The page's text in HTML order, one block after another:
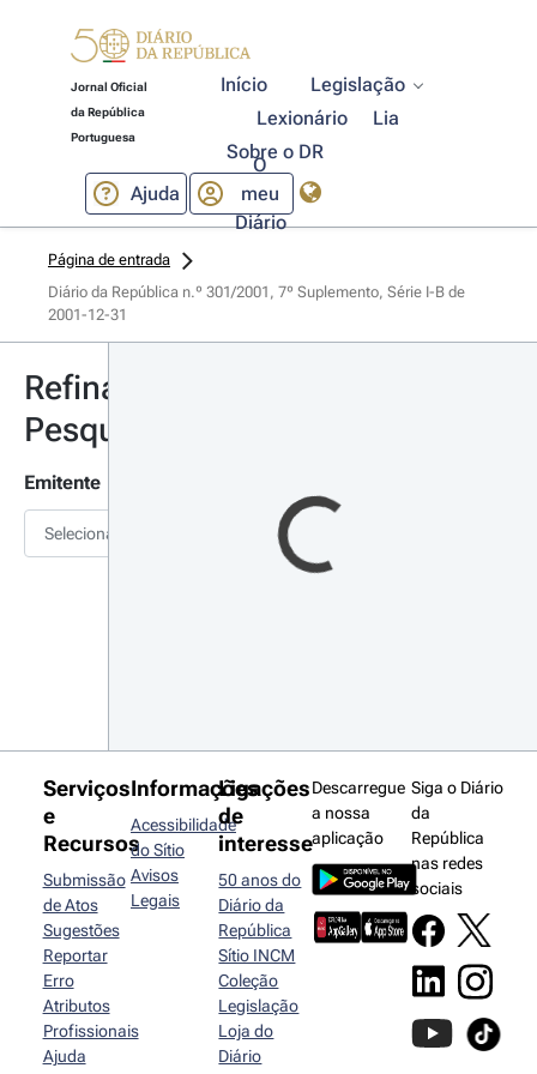
Jornal Oficial
da República
Portuguesa
Início
Legislação
Lexionário
Lia
Sobre o DR
Ajuda
O
meu
Diário
Página de entrada
Diário da República n.º 301/2001, 7º Suplemento, Série I-B de
2001-12-31
Refinar
Pesquisa
Emitente
Selecionar
Serviços
e
Recursos
Submissão
de Atos
Sugestões
Reportar
Erro
Atributos
Profissionais
Ajuda
Informações
Acessibilidade
do Sítio
Avisos
Legais
Ligações
de
interesse
50 anos do
Diário da
República
Sítio INCM
Coleção
Legislação
Loja do
Diário
Descarregue
a nossa
aplicação
Siga o Diário
da
República
nas redes
sociais